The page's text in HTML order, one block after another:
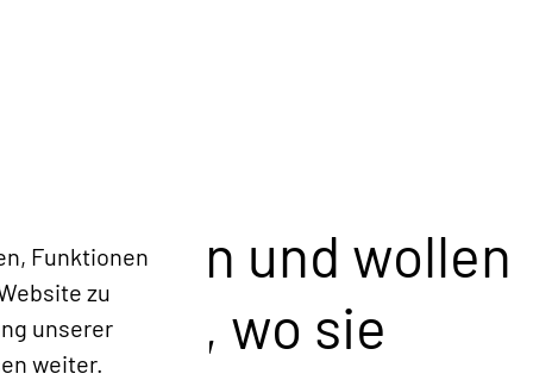
und wollen
recht, wo sie
Funktionen
zu
unserer
weiter.